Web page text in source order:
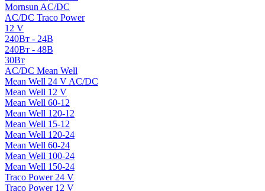
Mornsun AC/DC
AC/DC Traco Power
12 V
240Вт - 24В
240Вт - 48В
30Вт
AC/DC Mean Well
Mean Well 24 V AC/DC
Mean Well 12 V
Mean Well 60-12
Mean Well 120-12
Mean Well 15-12
Mean Well 120-24
Mean Well 60-24
Mean Well 100-24
Mean Well 150-24
Traco Power 24 V
Traco Power 12 V